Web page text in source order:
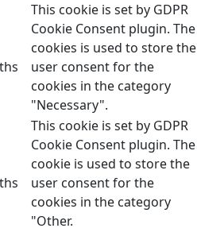
This cookie is set by GDPR
Cookie Consent plugin. The
cookies is used to store the
user consent for the
cookies in the category
"Necessary".
This cookie is set by GDPR
Cookie Consent plugin. The
cookie is used to store the
user consent for the
cookies in the category
"Other.